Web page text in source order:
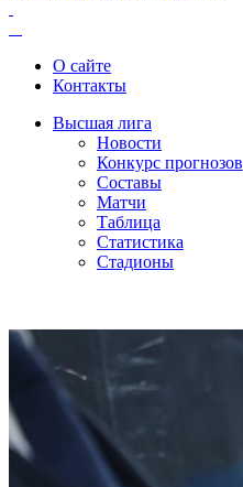
О сайте
Контакты
Высшая лига
Новости
Конкурс прогнозов
Составы
Матчи
Таблица
Статистика
Стадионы